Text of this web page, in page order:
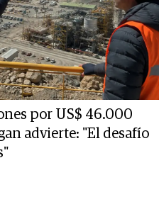
por US$ 46.000
advierte: "El desafío